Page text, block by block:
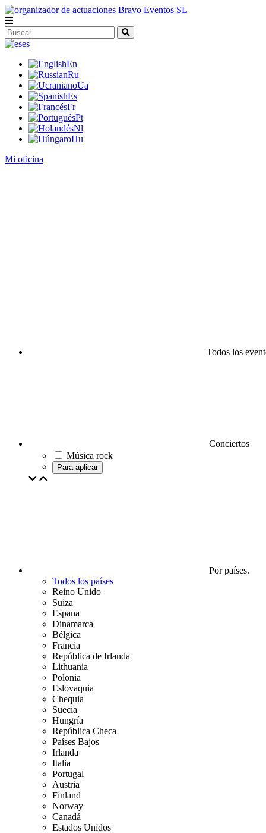
es
En
Ru
Ua
Es
Fr
Pt
Nl
Hu
Mi oficina
Todos los
Conciertos
Música rock
Para aplicar
Por países.
Todos los países
Reino Unido
Suiza
Espana
Dinamarca
Bélgica
Francia
República de Irlanda
Lithuania
Polonia
Eslovaquia
Chequia
Suecia
Hungría
República Checa
Países Bajos
Irlanda
Italia
Portugal
Austria
Finland
Norway
Canadá
Estados Unidos